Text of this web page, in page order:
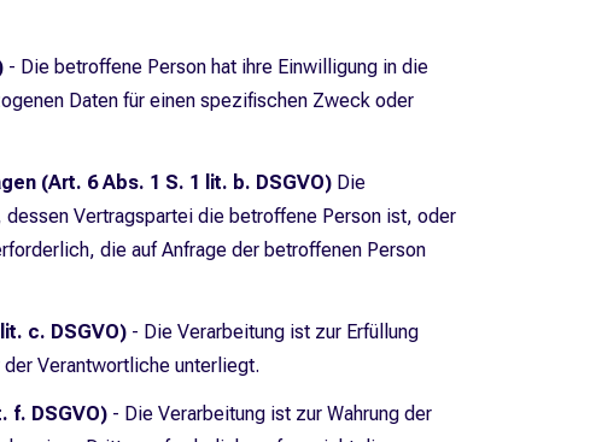
- Die betroffene Person hat ihre Einwilligung in die
Daten für einen spezifischen Zweck oder
(Art. 6 Abs. 1 S. 1 lit. b. DSGVO) Die
Vertragspartei die betroffene Person ist, oder
die auf Anfrage der betroffenen Person
c. DSGVO) - Die Verarbeitung ist zur Erfüllung
Verantwortliche unterliegt.
f. DSGVO) - Die Verarbeitung ist zur Wahrung der